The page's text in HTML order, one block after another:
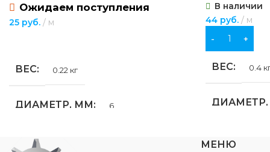
ОСОБЕННОСТИ Ручная
МАРКА
Ожидаем поступления
25 руб. м
ВЕС 0.22 кг
ДИАМЕТР, ММ 6
ДЛИНА, М
В наличии
44руб. м
В КОРЗИНУ
ВЕС 0.4
ДЛИНА, М
МЕНЮ